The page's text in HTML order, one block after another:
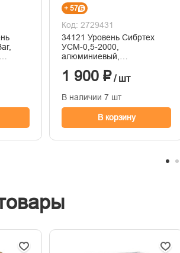
+ 57
Код: 2729431
34121 Уровень Сибртех
УСМ-0,5-2000,
алюминиевый,
магнитный, 2000 мм
1 900 ₽ / шт
В наличии 7 шт
В корзину